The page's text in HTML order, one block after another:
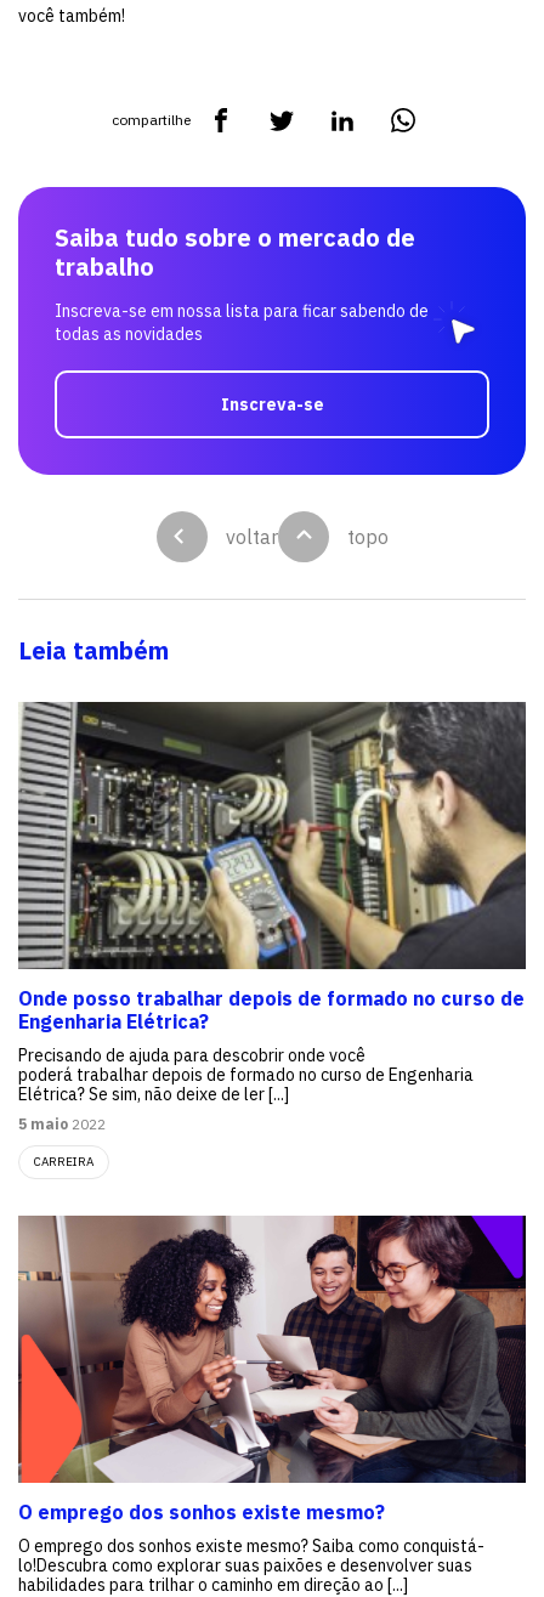
você também!
compartilhe
Saiba tudo sobre o mercado de
trabalho
Inscreva-se em nossa lista para ficar sabendo de
todas as novidades
Inscreva-se
voltar topo
Leia também
Onde posso trabalhar depois de formado no curso de
Engenharia Elétrica?
Precisando de ajuda para descobrir onde você
poderá trabalhar depois de formado no curso de Engenharia
Elétrica? Se sim, não deixe de ler [...]
5 maio 2022
CARREIRA
O emprego dos sonhos existe mesmo?
O emprego dos sonhos existe mesmo? Saiba como conquistá-
lo!Descubra como explorar suas paixões e desenvolver suas
habilidades para trilhar o caminho em direção ao [...]